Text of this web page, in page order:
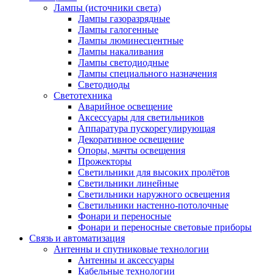
Лампы (источники света)
Лампы газоразрядные
Лампы галогенные
Лампы люминесцентные
Лампы накаливания
Лампы светодиодные
Лампы специального назначения
Светодиоды
Светотехника
Аварийное освещение
Аксессуары для светильников
Аппаратура пускорегулирующая
Декоративное освещение
Опоры, мачты освещения
Прожекторы
Светильники для высоких пролётов
Светильники линейные
Светильники наружного освещения
Светильники настенно-потолочные
Фонари и переносные
Фонари и переносные световые приборы
Связь и автоматизация
Антенны и спутниковые технологии
Антенны и аксессуары
Кабельные технологии